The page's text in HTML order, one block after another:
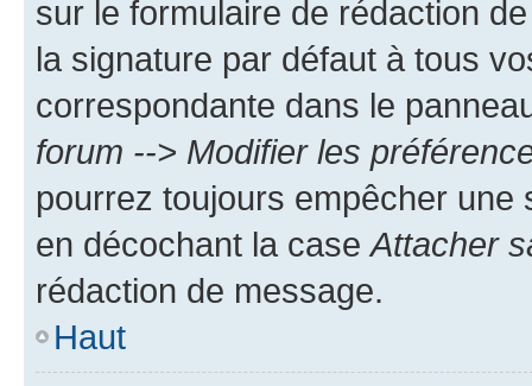
sur le formulaire de rédaction
la signature par défaut à tous
correspondante dans le
forum --> Modifier les
pourrez toujours empêcher une
en décochant la case Attacher
rédaction de message.
Haut